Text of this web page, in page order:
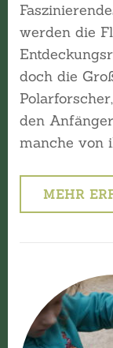
werden die
doch die
den
manche von
MEHR